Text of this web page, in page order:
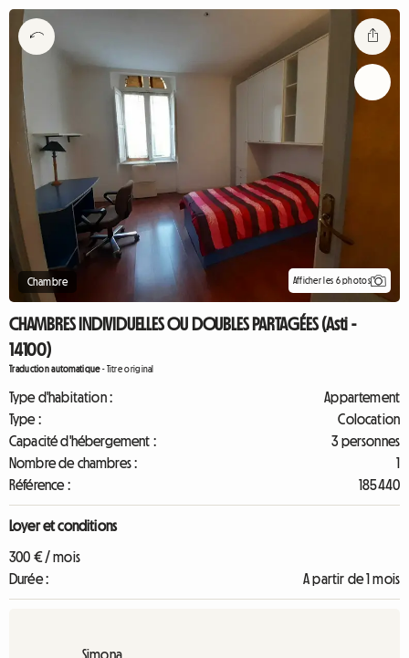
Chambre Afficher les 6 photos
CHAMBRES INDIVIDUELLES OU DOUBLES PARTAGÉES (Asti -
14100)
Traduction automatique-Titre original
Type d'habitation :
Appartement
Type :
Colocation
Capacité d'hébergement :
3 personnes
Nombre de chambres :
1
Référence :
185440
Loyer et conditions
300 € / mois
Durée :
A partir de 1 mois
Simona